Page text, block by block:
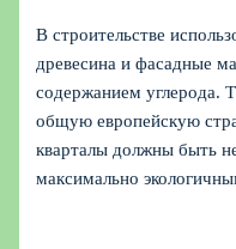
В строительстве
древесина и фасадные
содержанием углерода.
общую европейскую
кварталы должны быть
максимально